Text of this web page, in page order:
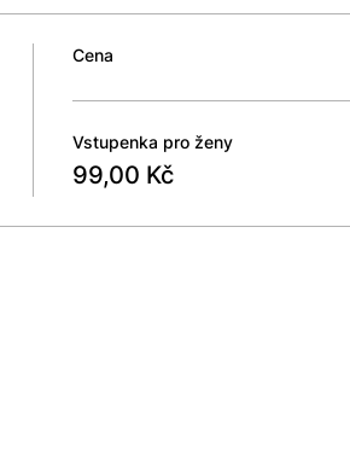
Cena
Vstupenka pro ženy
99,00 Kč